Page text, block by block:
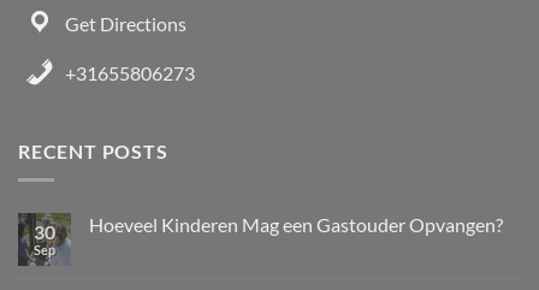
Get Directions
+31655806273
RECENT POSTS
30
Sep
Hoeveel Kinderen Mag een Gastouder Opvangen?